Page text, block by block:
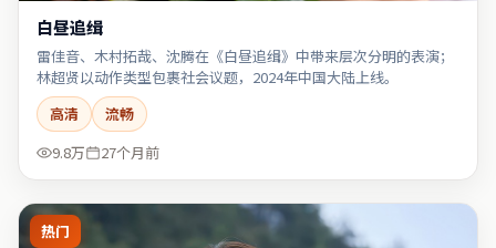
白昼追缉
雷佳音、木村拓哉、沈腾在《白昼追缉》中带来层次分明的表演；
林超贤以动作类型包裹社会议题，2024年中国大陆上线。
高清
流畅
9.8万
27个月前
热门